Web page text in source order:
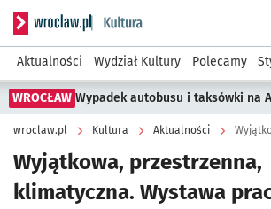
Serwis informacyjny wroclaw.pl
Aktualności Wydział Kultury Polecamy
WROCŁAW Wypadek autobusu i taksówki na
wroclaw.pl Kultura Aktualności
Wyjątkowa, przestrzenna,
klimatyczna. Wystawa